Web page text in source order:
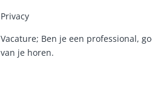
Privacy
Vacature; Ben je een professional,
van je horen.